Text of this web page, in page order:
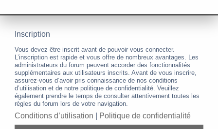
Inscription
Vous devez être inscrit avant de pouvoir vous connecter.
L’inscription est rapide et vous offre de nombreux avantages. Les
administrateurs du forum peuvent accorder des fonctionnalités
supplémentaires aux utilisateurs inscrits. Avant de vous inscrire,
assurez-vous d’avoir pris connaissance de nos conditions
d’utilisation et de notre politique de confidentialité. Veuillez
également prendre le temps de consulter attentivement toutes les
règles du forum lors de votre navigation.
Conditions d’utilisation Politique de confidentialité